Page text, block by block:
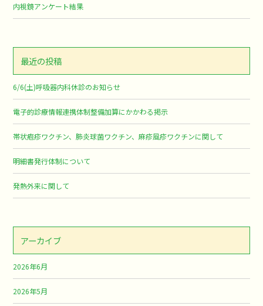
内視鏡アンケート結果
最近の投稿
6/6(土)呼吸器内科休診のお知らせ
電子的診療情報連携体制整備加算にかかわる掲示
帯状疱疹ワクチン、肺炎球菌ワクチン、麻疹風疹ワクチンに関して
明細書発行体制について
発熱外来に関して
アーカイブ
2026年6月
2026年5月